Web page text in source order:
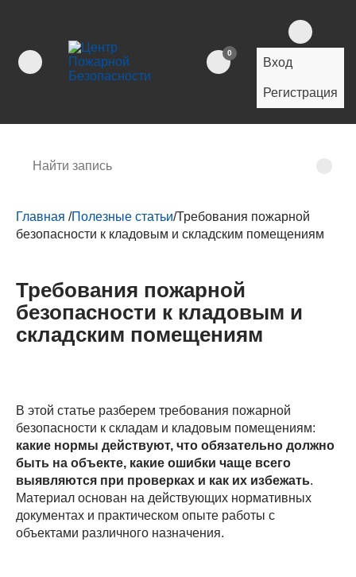
0
Вход
Регистрация
Главная /Полезные статьи/Требования пожарной
безопасности к кладовым и складским помещениям
Требования пожарной
безопасности к кладовым и
складским помещениям
В этой статье разберем требования пожарной
безопасности к складам и кладовым помещениям:
какие нормы действуют, что обязательно должно
быть на объекте, какие ошибки чаще всего
выявляются при проверках и как их избежать.
Материал основан на действующих нормативных
документах и практическом опыте работы с
объектами различного назначения.